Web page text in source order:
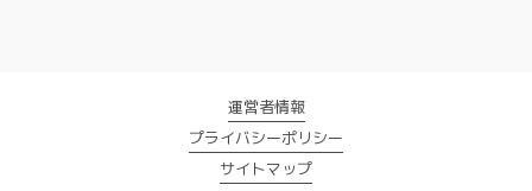
運営者情報
プライバシーポリシー
サイトマップ